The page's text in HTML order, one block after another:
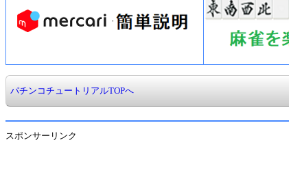
パチンコチュートリアルTOPへ
スポンサーリンク